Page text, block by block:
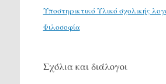
Υποστηρικτικό Υλικό σχολικής
Φιλοσοφία
Σχόλια και διάλογοι